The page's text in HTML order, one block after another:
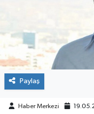
Paylaş
Haber Merkezi
RESMİ İLANLAR
KÜLTÜR
TURİZM
MAGAZİN